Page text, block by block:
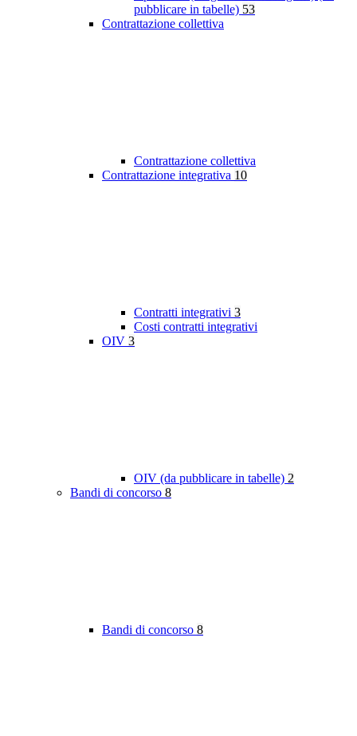
pubblicare in tabelle) 53
Contrattazione collettiva
Contrattazione collettiva
Contrattazione integrativa 10
Contratti integrativi 3
Costi contratti integrativi
OIV 3
OIV (da pubblicare in tabelle) 2
Bandi di concorso 8
Bandi di concorso 8